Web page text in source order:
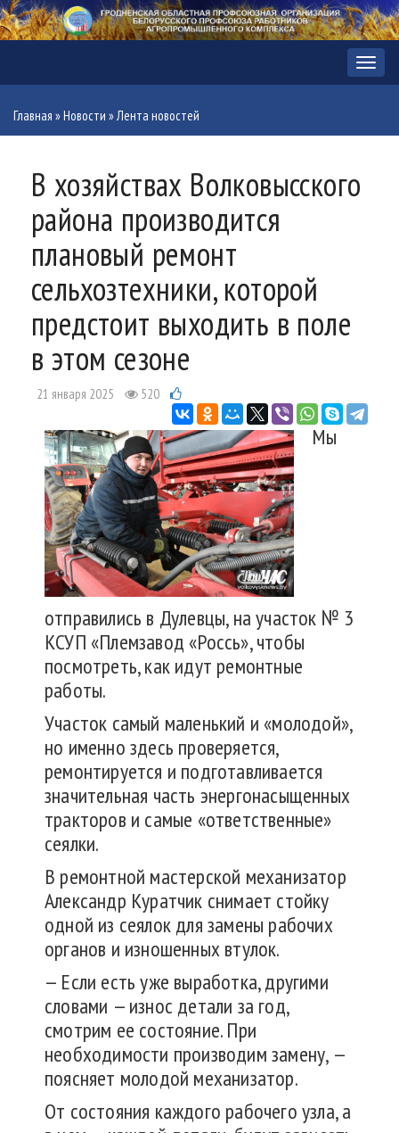
Меню
Главная »Новости »Лента новостей
В хозяйствах Волковысского
района производится
плановый ремонт
сельхозтехники, которой
предстоит выходить в поле
в этом сезоне
21 января 2025 520
Мы
отправились в Дулевцы, на участок № 3
КСУП «Племзавод «Россь», чтобы
посмотреть, как идут ремонтные
работы.
Участок самый маленький и «молодой»,
но именно здесь проверяется,
ремонтируется и подготавливается
значительная часть энергонасыщенных
тракторов и самые «ответственные»
сеялки.
В ремонтной мастерской механизатор
Александр Куратчик снимает стойку
одной из сеялок для замены рабочих
органов и изношенных втулок.
— Если есть уже выработка, другими
словами — износ детали за год,
смотрим ее состояние. При
необходимости производим замену, —
поясняет молодой механизатор.
От состояния каждого рабочего узла, а